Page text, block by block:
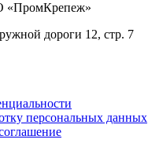
«ПромКрепеж»
дороги 12, стр. 7
персональных данных